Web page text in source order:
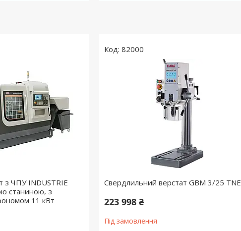
з ЧПУ INDUSTRIE
станиною, з
11 кВт
82000
Свердлильний верстат GBM 3/25 TNE
223 998 ₴
Під замовлення